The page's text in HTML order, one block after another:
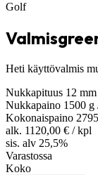
Golf
Heti käyttövalmis
Nukkapituus 12 mm
Nukkapaino 1500 g
Kokonaispaino
alk. 1120,00 € / kpl
sis. alv 25,5%
Varastossa
Koko